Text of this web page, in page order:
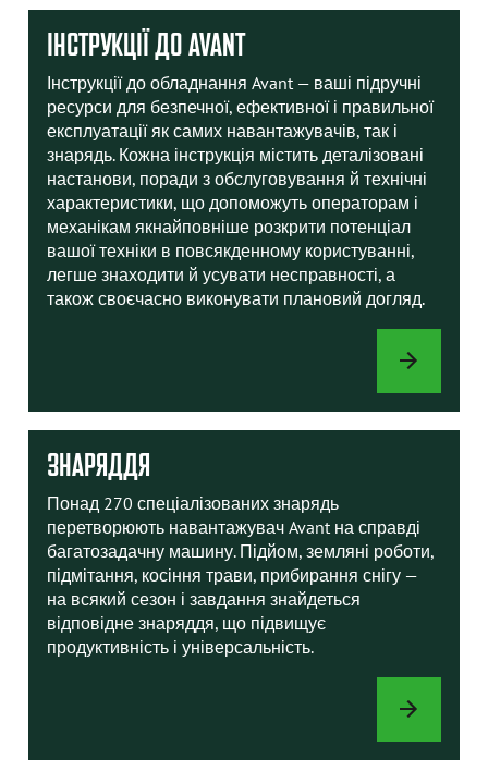
ІНСТРУКЦІЇ ДО AVANT
Інструкції до обладнання Avant — ваші підручні
ресурси для безпечної, ефективної і правильної
експлуатації як самих навантажувачів, так і
знарядь. Кожна інструкція містить деталізовані
настанови, поради з обслуговування й технічні
характеристики, що допоможуть операторам і
механікам якнайповніше розкрити потенціал
вашої техніки в повсякденному користуванні,
легше знаходити й усувати несправності, а
також своєчасно виконувати плановий догляд.
ІНСТРУКЦІЇ
ДО
AVANT
ЗНАРЯДДЯ
Понад 270 спеціалізованих знарядь
перетворюють навантажувач Avant на справді
багатозадачну машину. Підйом, земляні роботи,
підмітання, косіння трави, прибирання снігу —
на всякий сезон і завдання знайдеться
відповідне знаряддя, що підвищує
продуктивність і універсальність.
ЗНАРЯДДЯ